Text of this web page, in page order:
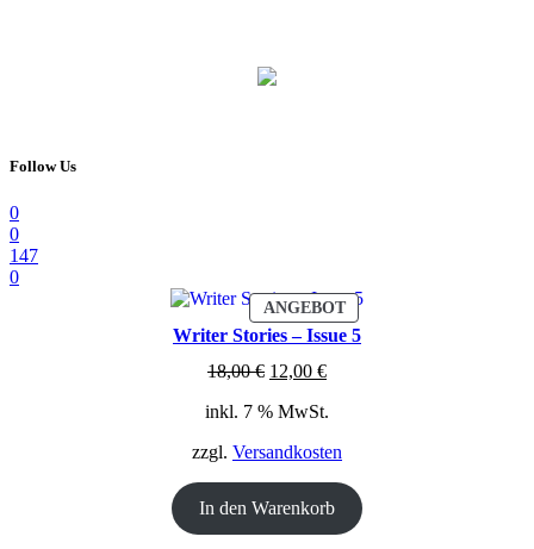
Follow Us
0
0
147
0
ANGEBOTPRODUKT
IM
ANGEBOT
Writer Stories – Issue 5
18,00€ Ursprünglicher
war:
12,00 €Aktueller
ist:
inkl. 7 % MwSt.
zzgl. Versandkosten
In den Warenkorb